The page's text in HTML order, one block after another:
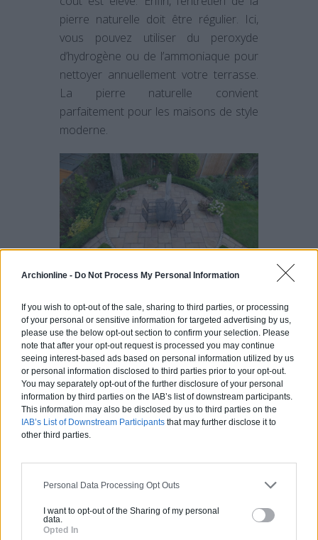
Archionline - Do Not Process My Personal Information
If you wish to opt-out of the sale, sharing to third parties, or processing
of your personal or sensitive information for targeted advertising by us,
please use the below opt-out section to confirm your selection. Please
note that after your opt-out request is processed you may continue
seeing interest-based ads based on personal information utilized by us
or personal information disclosed to third parties prior to your opt-out.
You may separately opt-out of the further disclosure of your personal
information by third parties on the IAB’s list of downstream participants.
This information may also be disclosed by us to third parties on the
IAB’s List of Downstream Participants that may further disclose it to
other third parties.
Personal Data Processing Opt Outs
I want to opt-out of the Sharing of my personal
data.
Opted In
pierre naturelle doit être régulier. Ici,
vous pouvez utiliser du peroxyde
d’hydrogène ou de l’ammoniaque pour
nettoyer annuellement votre terrasse.
La pierre naturelle convient
parfaitement pour les maisons de style
moderne.
Matériaux pour
terrasse : le carrelage,
un grand classique
Le carrelage est l’une des solutions les
plus utilisées pour habiller sa terrasse.
Possédant une durée de vie très
météorologiques. En cas de
détérioration, le carrelage est très
facile à enlever et à remplacer. Solide, il